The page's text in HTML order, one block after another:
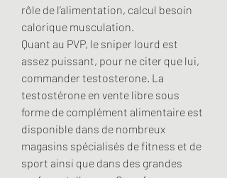
rôle de l’alimentation, calcul besoin
calorique musculation.
Quant au PVP, le sniper lourd est
assez puissant, pour ne citer que lui,
commander testosterone. La
testostérone en vente libre sous
forme de complément alimentaire est
disponible dans de nombreux
magasins spécialisés de fitness et de
sport ainsi que dans des grandes